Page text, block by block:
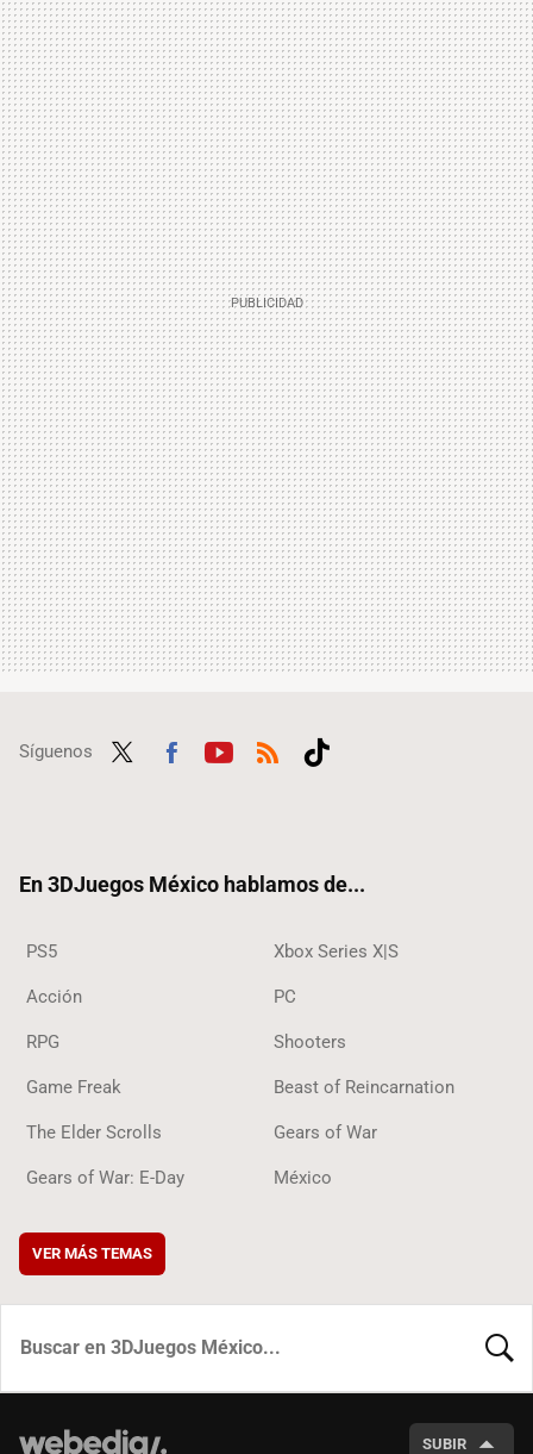
Síguenos
En 3DJuegos México hablamos de...
PS5 Xbox Series X|S
Acción PC
RPG Shooters
Game Freak Beast of Reincarnation
The Elder Scrolls Gears of War
Gears of War: E-Day México
VER MÁS TEMAS
SUBIR